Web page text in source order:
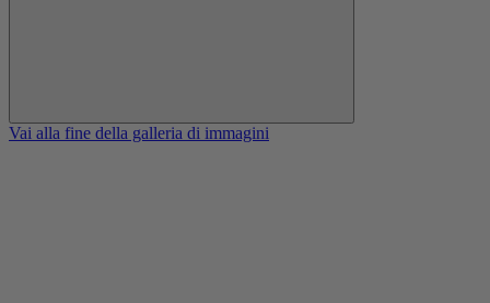
Vai alla fine della galleria di immagini